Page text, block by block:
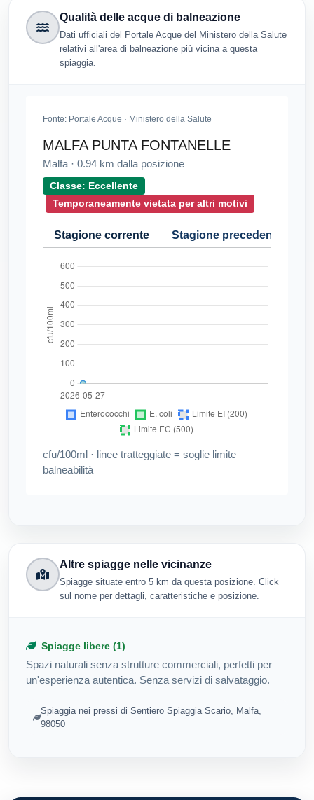
Qualità delle acque di balneazione
Dati ufficiali del Portale Acque del Ministero della Salute
relativi all'area di balneazione più vicina a questa
spiaggia.
Fonte: Portale Acque · Ministero della Salute
MALFA PUNTA FONTANELLE
Malfa · 0.94 km dalla posizione
Classe: Eccellente
Temporaneamente vietata per altri motivi
Stagione corrente Stagione precedente
cfu/100ml · linee tratteggiate = soglie limite
balneabilità
Altre spiagge nelle vicinanze
Spiagge situate entro 5 km da questa posizione. Click
sul nome per dettagli, caratteristiche e posizione.
Spiagge libere (1)
Spazi naturali senza strutture commerciali, perfetti per
un'esperienza autentica. Senza servizi di salvataggio.
Spiaggia nei pressi di Sentiero Spiaggia Scario, Malfa,
98050